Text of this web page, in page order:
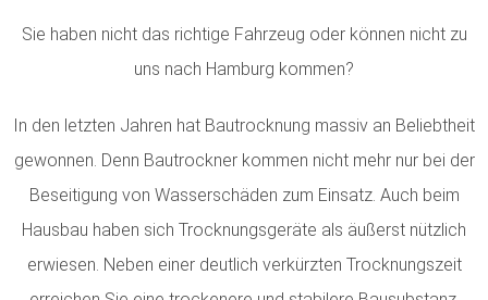
Sie haben nicht das richtige Fahrzeug oder können nicht zu
uns nach Hamburg kommen?
In den letzten Jahren hat Bautrocknung massiv an Beliebtheit
gewonnen. Denn Bautrockner kommen nicht mehr nur bei der
Beseitigung von Wasserschäden zum Einsatz. Auch beim
Hausbau haben sich Trocknungsgeräte als äußerst nützlich
erwiesen. Neben einer deutlich verkürzten Trocknungszeit